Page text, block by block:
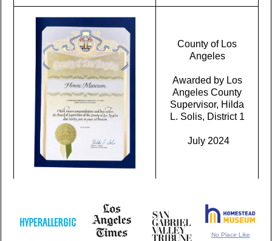
County of Los
Angeles
Awarded by Los
Angeles County
Supervisor, Hilda
L. Solis, District 1
July 2024
No Place Like